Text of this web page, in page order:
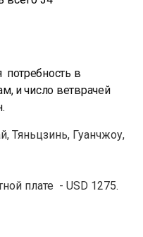
в
и число ветврачей
Тяньцзинь, Гуанчжоу,
плате - USD 1275.